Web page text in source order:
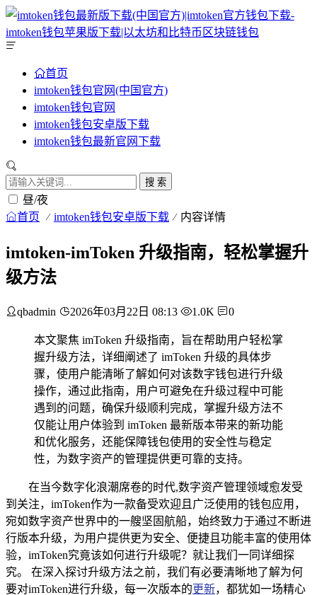
首页
imtoken钱包官网(中国官方)
imtoken钱包官网
imtoken钱包安卓版下载
imtoken钱包最新官网下载
搜 索
昼/夜
首页 imtoken钱包安卓版下载 内容详情
imtoken-imToken 升级指南，轻松掌握升
级方法
qbadmin 2026年03月22日 08:13 1.0K 0
本文聚焦 imToken 升级指南，旨在帮助用户轻松掌
握升级方法，详细阐述了 imToken 升级的具体步
骤，使用户能清晰了解如何对该数字钱包进行升级
操作，通过此指南，用户可避免在升级过程中可能
遇到的问题，确保升级顺利完成，掌握升级方法不
仅能让用户体验到 imToken 最新版本带来的新功能
和优化服务，还能保障钱包使用的安全性与稳定
性，为数字资产的管理提供更可靠的支持。
在当今数字化浪潮席卷的时代,数字资产管理领域愈发受
到关注，imToken作为一款备受欢迎且广泛使用的钱包应用，
宛如数字资产世界中的一艘坚固航船，始终致力于通过不断进
行版本升级，为用户提供更为安全、便捷且功能丰富的使用体
验，imToken究竟该如何进行升级呢？就让我们一同详细探
究。 在深入探讨升级方法之前，我们有必要清晰地了解为何
要对imToken进行升级，每一次版本的更新，都犹如一场精心